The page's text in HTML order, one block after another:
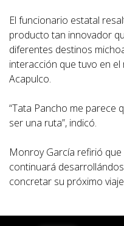
El funcionario estatal
producto tan innovador
diferentes destinos
interacción que tuvo en
Acapulco.
“Tata Pancho me parece
ser una ruta”, indicó.
Monroy García refirió
continuará
concretar su próximo